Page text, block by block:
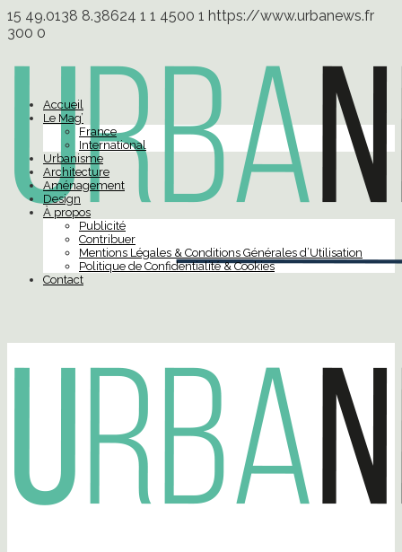
15 49.0138 8.38624 1 1 4500 1 https://www.urbanews.fr
300 0
Accueil
Le Mag’
France
International
Urbanisme
Architecture
Aménagement
Design
À propos
Publicité
Contribuer
Mentions Légales & Conditions Générales d’Utilisation
Politique de Confidentialité & Cookies
Contact